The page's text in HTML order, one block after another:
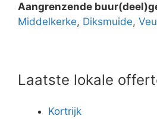
Aangrenzende
Middelkerke, Diksmuide,
Laatste lokale
Kortrijk